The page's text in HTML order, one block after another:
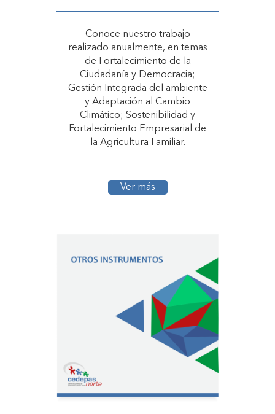
Conoce nuestro trabajo
realizado anualmente, en temas
de Fortalecimiento de la
Ciudadanía y Democracia;
Gestión Integrada del ambiente
y Adaptación al Cambio
Climático; Sostenibilidad y
Fortalecimiento Empresarial de
la Agricultura Familiar.
Ver más